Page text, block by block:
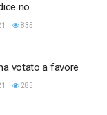
no
835
votato a favore
285